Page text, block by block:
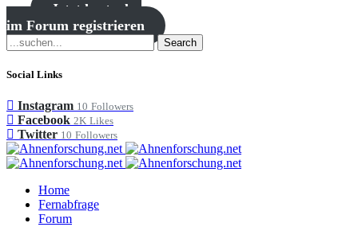
Jetzt kostenlos
im Forum registrieren
Search
Social Links
Instagram 10 Followers
Facebook 2K Likes
Twitter 10 Followers
Home
Fernabfrage
Forum